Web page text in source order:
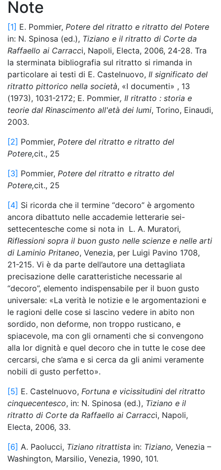
Note
[1] E. Pommier, Potere del ritratto e ritratto del Potere
in: N. Spinosa (ed.), Tiziano e il ritratto di Corte da
Raffaello ai Carracci, Napoli, Electa, 2006, 24-28. Tra
la sterminata bibliografia sul ritratto si rimanda in
particolare ai testi di E. Castelnuovo, Il significato del
ritratto pittorico nella società, «I documenti» , 13
(1973), 1031-2172; E. Pommier, Il ritratto : storia e
teorie dal Rinascimento all'età dei lumi, Torino, Einaudi,
2003.
[2] Pommier, Potere del ritratto e ritratto del
Potere,cit., 25
[3] Pommier, Potere del ritratto e ritratto del
Potere,cit., 25
[4] Si ricorda che il termine “decoro” è argomento
ancora dibattuto nelle accademie letterarie sei-
settecentesche come si nota in L. A. Muratori,
Riflessioni sopra il buon gusto nelle scienze e nelle arti
di Laminio Pritaneo, Venezia, per Luigi Pavino 1708,
21-215. Vi è da parte dell’autore una dettagliata
precisazione delle caratteristiche necessarie al
“decoro”, elemento indispensabile per il buon gusto
universale: «La verità le notizie e le argomentazioni e
le ragioni delle cose si lascino vedere in abito non
sordido, non deforme, non troppo rusticano, e
spiacevole, ma con gli ornamenti che si convengono
alla lor dignità e quel decoro che in tutte le cose dee
cercarsi, che s’ama e si cerca da gli animi veramente
nobili di gusto perfetto».
[5] E. Castelnuovo, Fortuna e vicissitudini del ritratto
cinquecentesco, in: N. Spinosa (ed.), Tiziano e il
ritratto di Corte da Raffaello ai Carracci, Napoli,
Electa, 2006, 33.
[6] A. Paolucci, Tiziano ritrattista in: Tiziano, Venezia –
Washington, Marsilio, Venezia, 1990, 101.